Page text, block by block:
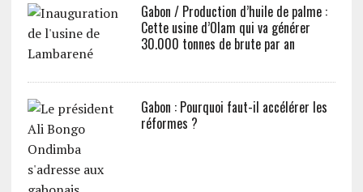
Gabon / Production d’huile de palme :
Cette usine d’Olam qui va générer
30.000 tonnes de brute par an
Gabon : Pourquoi faut-il accélérer les
réformes ?